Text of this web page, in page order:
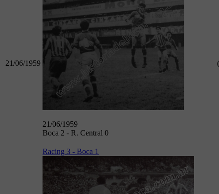
21/06/1959
21/06/1959
Boca 2 - R. Central 0
Racing 3 - Boca 1